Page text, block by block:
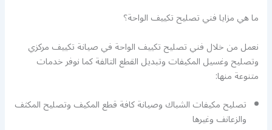
ما هي مزايا فني تصليح تكييف الواحة؟
نعمل من خلال فني تصليح تكييف الواحة في صيانة تكييف مركزي
وتصليح وغسيل المكيفات وتبديل القطع التالفة كما نوفر خدمات
متنوعة منها:
تصليح مكيفات الشباك وصيانة كافة قطع المكيف وتصليح المكثف
والزعانف وغيرها